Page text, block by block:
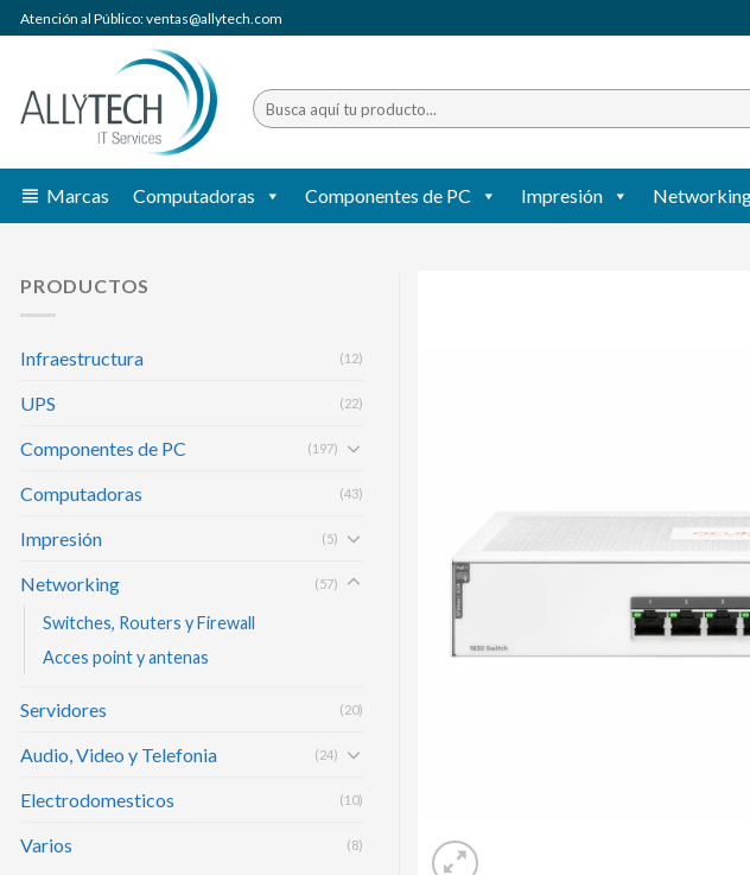
Saltar
Atención al Público: ventas@allytech.com
Buscar
por:
Marcas Computadoras Componentes de PC Impresión
PRODUCTOS
Infraestructura (12)
UPS (22)
Componentes de PC (197)
Computadoras (43)
Impresión (5)
Networking (57)
Switches, Routers y Firewall
Acces point y antenas
Servidores (20)
Audio, Video y Telefonia (24)
Electrodomesticos (10)
Varios (8)